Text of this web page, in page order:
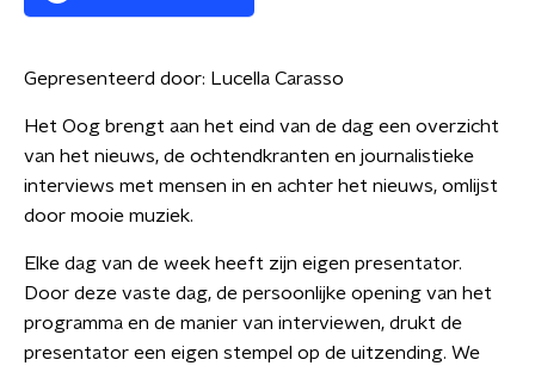
Gepresenteerd door: Lucella Carasso
Het Oog brengt aan het eind van de dag een overzicht
van het nieuws, de ochtendkranten en journalistieke
interviews met mensen in en achter het nieuws, omlijst
door mooie muziek.
Elke dag van de week heeft zijn eigen presentator.
Door deze vaste dag, de persoonlijke opening van het
programma en de manier van interviewen, drukt de
presentator een eigen stempel op de uitzending. We